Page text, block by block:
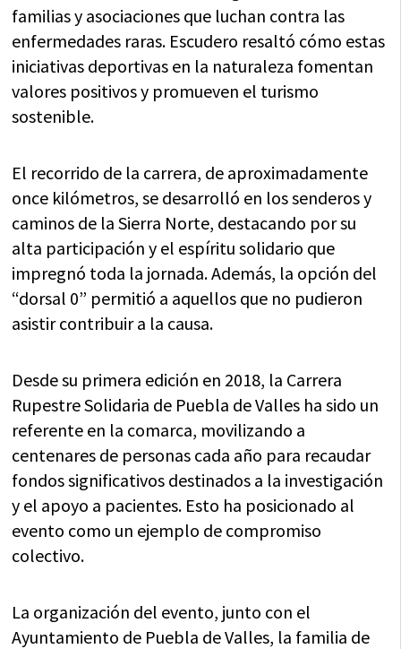
familias y asociaciones que luchan contra las
enfermedades raras. Escudero resaltó cómo estas
iniciativas deportivas en la naturaleza fomentan
valores positivos y promueven el turismo
sostenible.
El recorrido de la carrera, de aproximadamente
once kilómetros, se desarrolló en los senderos y
caminos de la Sierra Norte, destacando por su
alta participación y el espíritu solidario que
impregnó toda la jornada. Además, la opción del
“dorsal 0” permitió a aquellos que no pudieron
asistir contribuir a la causa.
Desde su primera edición en 2018, la Carrera
Rupestre Solidaria de Puebla de Valles ha sido un
referente en la comarca, movilizando a
centenares de personas cada año para recaudar
fondos significativos destinados a la investigación
y el apoyo a pacientes. Esto ha posicionado al
evento como un ejemplo de compromiso
colectivo.
La organización del evento, junto con el
Ayuntamiento de Puebla de Valles, la familia de